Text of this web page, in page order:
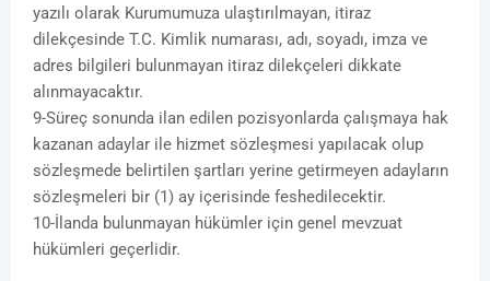
yazılı olarak Kurumumuza ulaştırılmayan, itiraz
dilekçesinde T.C. Kimlik numarası, adı, soyadı, imza ve
adres bilgileri bulunmayan itiraz dilekçeleri dikkate
alınmayacaktır.
9-Süreç sonunda ilan edilen pozisyonlarda çalışmaya hak
kazanan adaylar ile hizmet sözleşmesi yapılacak olup
sözleşmede belirtilen şartları yerine getirmeyen adayların
sözleşmeleri bir (1) ay içerisinde feshedilecektir.
10-İlanda bulunmayan hükümler için genel mevzuat
hükümleri geçerlidir.